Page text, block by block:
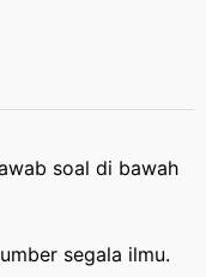
soal di bawah
segala ilmu.